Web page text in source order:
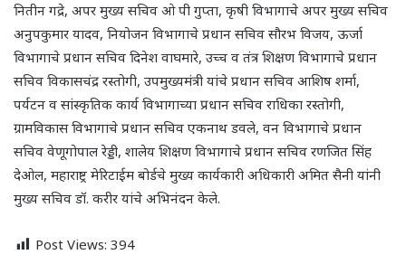
नितीन गद्रे, अपर मुख्य सचिव ओ पी गुप्ता, कृषी विभागाचे अपर मुख्य सचिव
अनुपकुमार यादव, नियोजन विभागाचे प्रधान सचिव सौरभ विजय, ऊर्जा
विभागाचे प्रधान सचिव दिनेश वाघमारे, उच्च व तंत्र शिक्षण विभागाचे प्रधान
सचिव विकासचंद्र रस्तोगी, उपमुख्यमंत्री यांचे प्रधान सचिव आशिष शर्मा,
पर्यटन व सांस्कृतिक कार्य विभागाच्या प्रधान सचिव राधिका रस्तोगी,
ग्रामविकास विभागाचे प्रधान सचिव एकनाथ डवले, वन विभागाचे प्रधान
सचिव वेणूगोपाल रेड्डी, शालेय शिक्षण विभागाचे प्रधान सचिव रणजित सिंह
देओल, महाराष्ट्र मेरिटाईम बोर्डचे मुख्य कार्यकारी अधिकारी अमित सैनी यांनी
मुख्य सचिव डॉ. करीर यांचे अभिनंदन केले.
Post Views: 394